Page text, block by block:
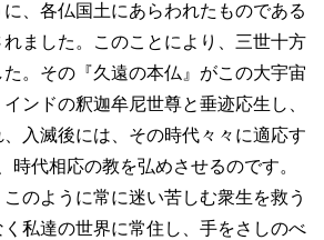
、各仏国土にあらわれたものである
ました。このことにより、三世十方
。その『久遠の本仏』がこの大宇宙
ンドの釈迦牟尼世尊と垂迹応生し、
入滅後には、その時代々々に適応す
時代相応の教を弘めさせるのです。
このように常に迷い苦しむ衆生を救う
私達の世界に常住し、手をさしのべ